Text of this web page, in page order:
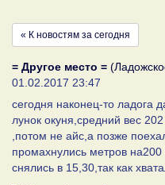
« К новостям за сегодня
= Другое место =
01.02.2017 23:47
сегодня наконец-то ладога
лунок окуня,средний вес
,потом не айс,а позже
промахнулись метров
снялись в 15,30,так как